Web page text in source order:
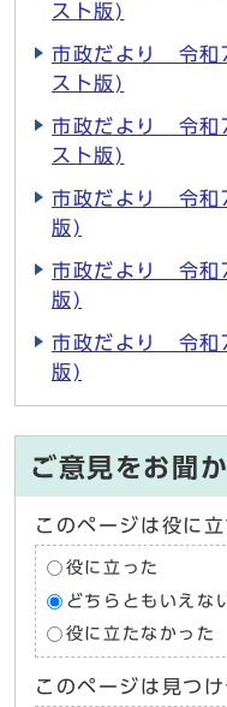
スト版)
市政だより 令
スト版)
市政だより 令
スト版)
市政だより 令
版)
市政だより 令
版)
市政だより 令
版)
ご意見をお聞
このページは役に
役に立った
どちらともいえな
役に立たなかった
このページは見つ